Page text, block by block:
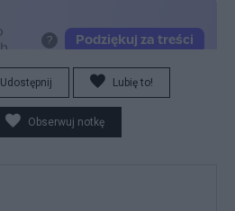
Udostępnij Lubię to!
Obserwuj notkę